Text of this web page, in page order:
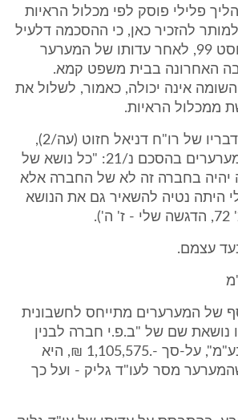
פלילי פוסק לפי מכלול הראיות
להזכיר כאן, כי ההסכמה דלעיל
הושגה בחודש אוגוסט 99, לאחר עדותו של המערער
האחרונה בבית משפט קמא.
אינה יכולה, כאמור, לשלול את
ממכלול הראיות.
מאלפים לעניין זה דבריו של רו"ח דניאל חזוט (עה/2),
שהיה נציגם של המערערים בהסכם נ/21: "כל נושא של
יהיה בחברה זה לא של החברה אלא
היתה נטיה להשאיר גם את הנושא
עצמם.
של המערערים מתייחס לחשבונית
זו נושאת שם של "ב.פ.י חברה לבנין
הנדסה והשקעות בע"מ", על-סך -.1,105,575 ₪, היא
מסר לעו"ד גליק - ועל כך